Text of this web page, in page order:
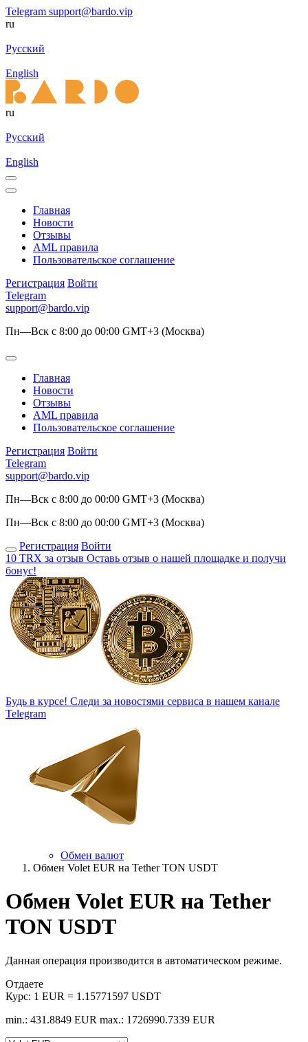
Telegram support@bardo.vip
ru
Русский
English
ru
Русский
English
Главная
Новости
Отзывы
AML правила
Пользовательское соглашение
Регистрация Войти
Telegram
support@bardo.vip
Пн—Вск с 8:00 до 00:00 GMT+3 (Москва)
Главная
Новости
Отзывы
AML правила
Пользовательское соглашение
Регистрация Войти
Telegram
support@bardo.vip
Пн—Вск с 8:00 до 00:00 GMT+3 (Москва)
Пн—Вск с 8:00 до 00:00 GMT+3 (Москва)
Регистрация Войти
10 TRX за отзыв Оставь отзыв о нашей площадке и получи
бонус!
Будь в курсе! Следи за новостями сервиса в нашем канале
Telegram
Обмен валют
Обмен Volet EUR на Tether TON USDT
Обмен Volet EUR на Tether
TON USDT
Данная операция производится в автоматическом режиме.
Отдаете
Курс: 1 EUR = 1.15771597 USDT
min.: 431.8849 EUR max.: 1726990.7339 EUR